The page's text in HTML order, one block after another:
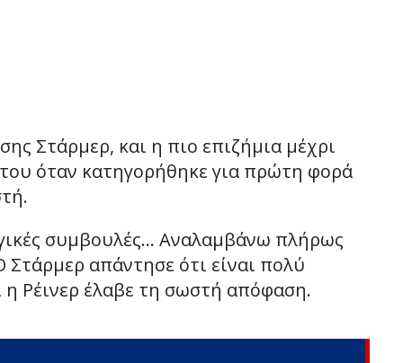
Στάρμερ, και η πιο επιζήμια μέχρι
όταν κατηγορήθηκε για πρώτη φορά
συμβουλές… Αναλαμβάνω πλήρως
απάντησε ότι είναι πολύ
Ρέινερ έλαβε τη σωστή απόφαση.